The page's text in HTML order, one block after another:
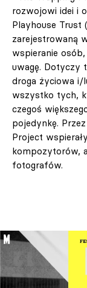
rozwojowi idei i
Playhouse Trust
zarejestrowaną
wspieranie
uwagę. Dotyczy
droga życiowa i/
wszystko tych,
czegoś
pojedynkę.
Project
kompozytorów,
fotografów.